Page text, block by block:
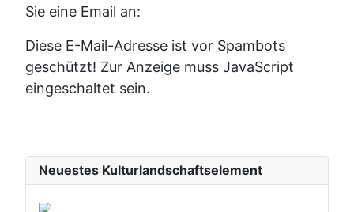
Sie eine Email an:
Diese E-Mail-Adresse ist vor Spambots
geschützt! Zur Anzeige muss JavaScript
eingeschaltet sein.
Neuestes Kulturlandschaftselement